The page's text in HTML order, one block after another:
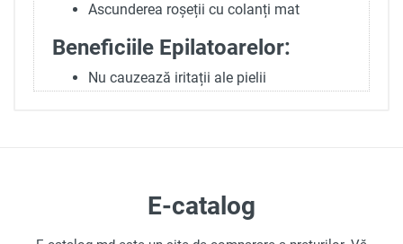
Ascunderea roșeții cu colanți mat
Beneficiile Epilatoarelor:
Nu cauzează iritații ale pielii
care îndepărtează eficient părul, dar pot fi
E-catalog